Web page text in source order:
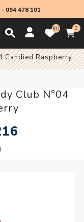
- 094 478 101
0 0
Candied Raspberry
Club N°04